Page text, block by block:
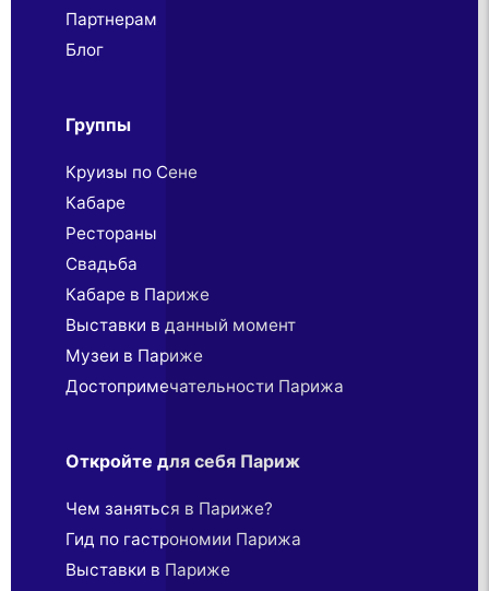
Партнерaм
Блог
Группы
Круизы по Сене
Кабаре
Рестораны
Свадьба
Кабаре в Париже
Выставки в данный момент
Музеи в Париже
Достопримечательности Парижа
Откройте для себя Париж
Чем заняться в Париже?
Гид по гастрономии Парижа
Выставки в Париже